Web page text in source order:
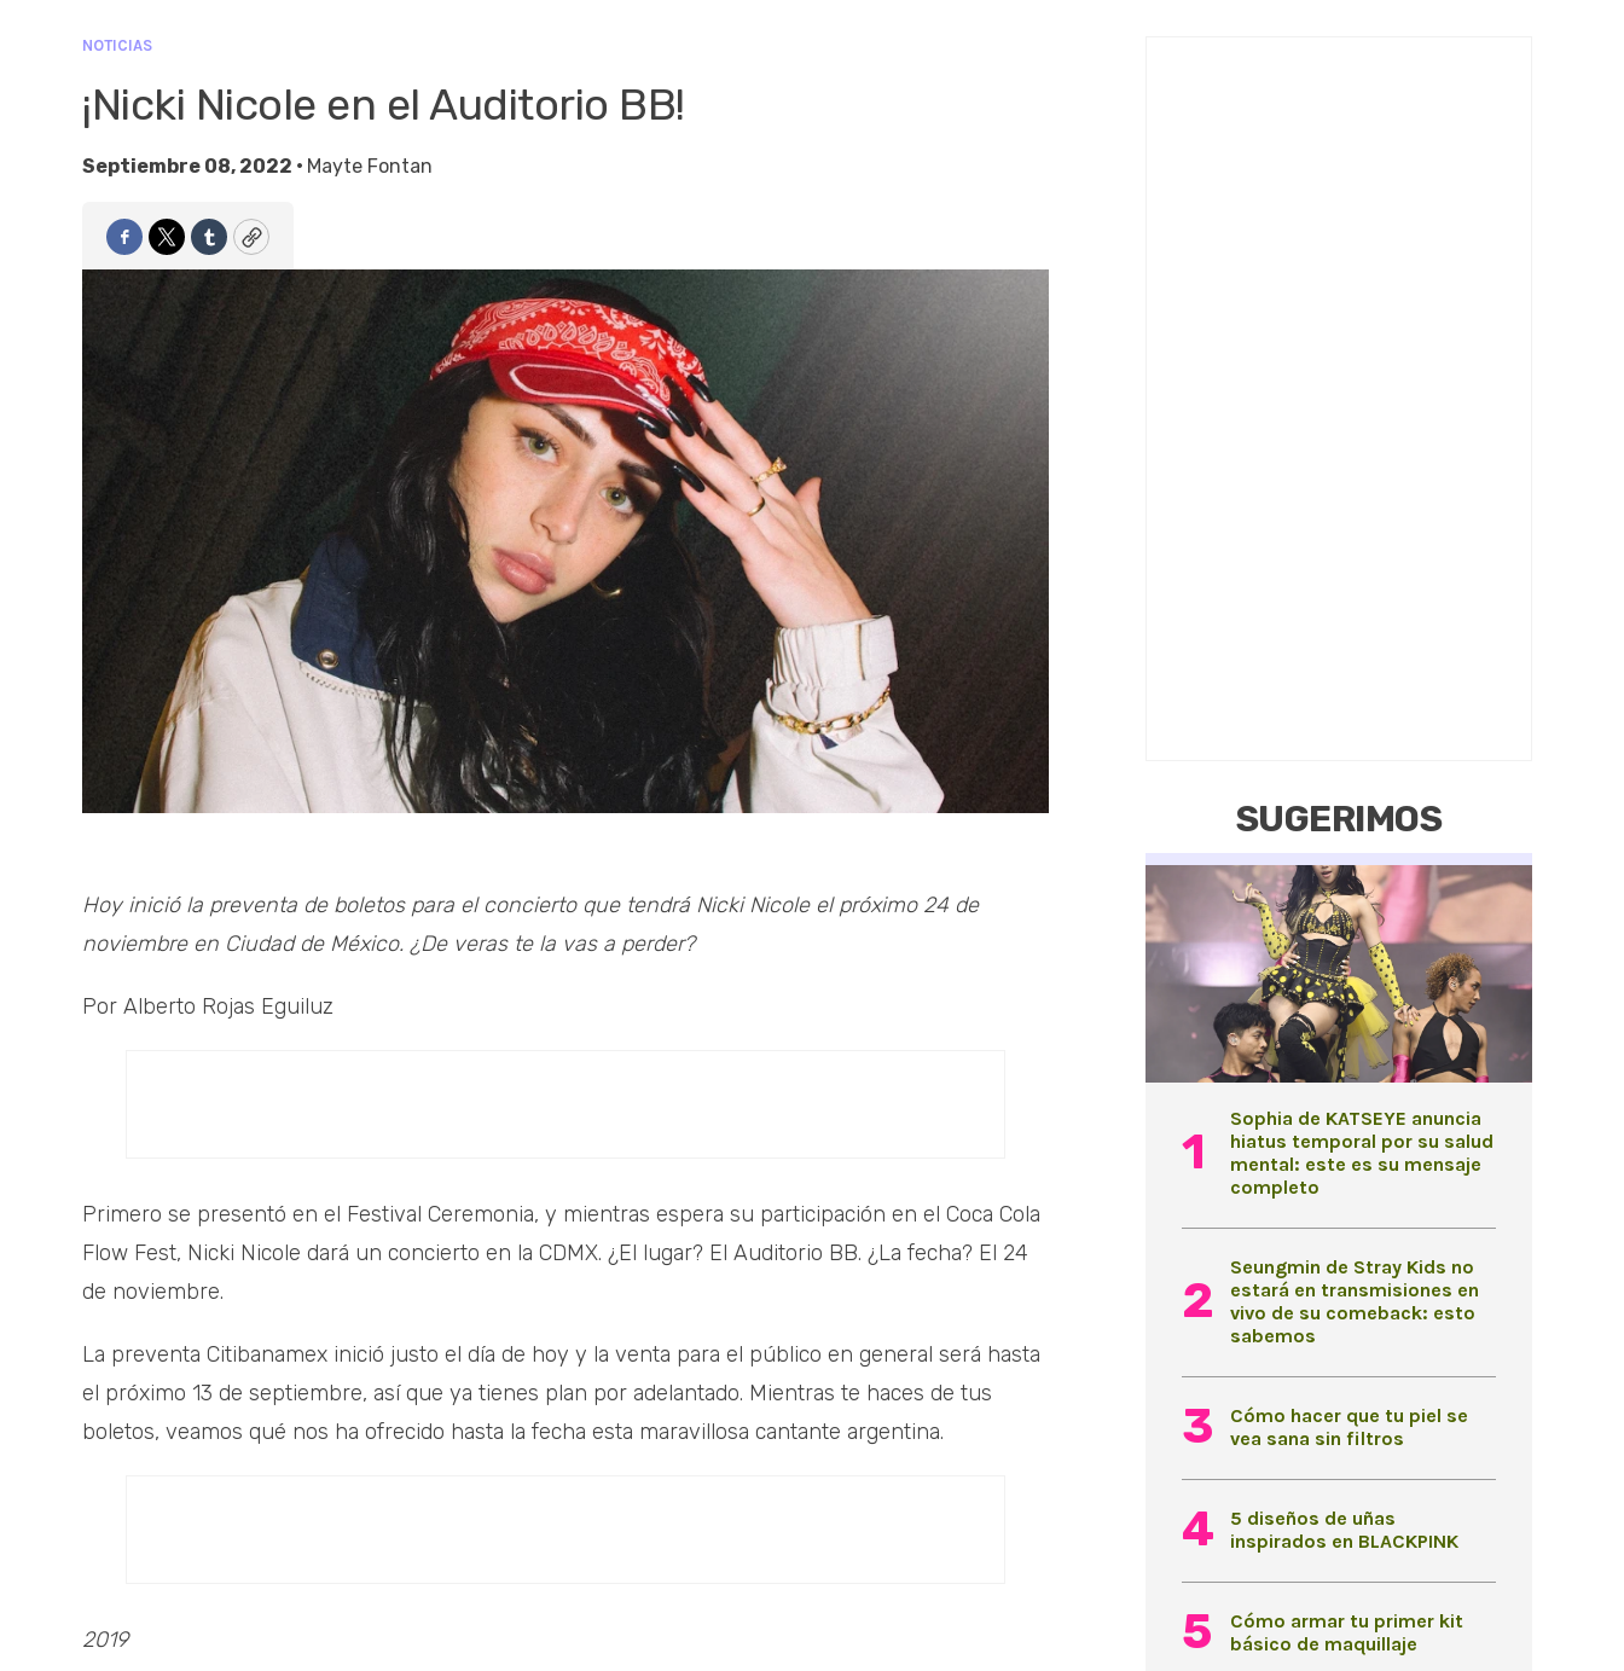
NOTICIAS
¡Nicki Nicole en el Auditorio BB!
Septiembre 08, 2022 • Mayte Fontan
Facebook
TwitterTumblrCopy
Hoy inició la preventa de boletos para el concierto que tendrá Nicki Nicole el próximo 24 de
noviembre en Ciudad de México. ¿De veras te la vas a perder?
Por Alberto Rojas Eguiluz
Primero se presentó en el Festival Ceremonia, y mientras espera su participación en el Coca Cola
Flow Fest, Nicki Nicole dará un concierto en la CDMX. ¿El lugar? El Auditorio BB. ¿La fecha? El 24
de noviembre.
La preventa Citibanamex inició justo el día de hoy y la venta para el público en general será hasta
el próximo 13 de septiembre, así que ya tienes plan por adelantado. Mientras te haces de tus
boletos, veamos qué nos ha ofrecido hasta la fecha esta maravillosa cantante argentina.
2019
SUGERIMOS
Sophia de KATSEYE anuncia
hiatus temporal por su salud
mental: este es su mensaje
completo
Seungmin de Stray Kids no
estará en transmisiones en
vivo de su comeback: esto
sabemos
Cómo hacer que tu piel se
vea sana sin filtros
5 diseños de uñas
inspirados en BLACKPINK
Cómo armar tu primer kit
básico de maquillaje